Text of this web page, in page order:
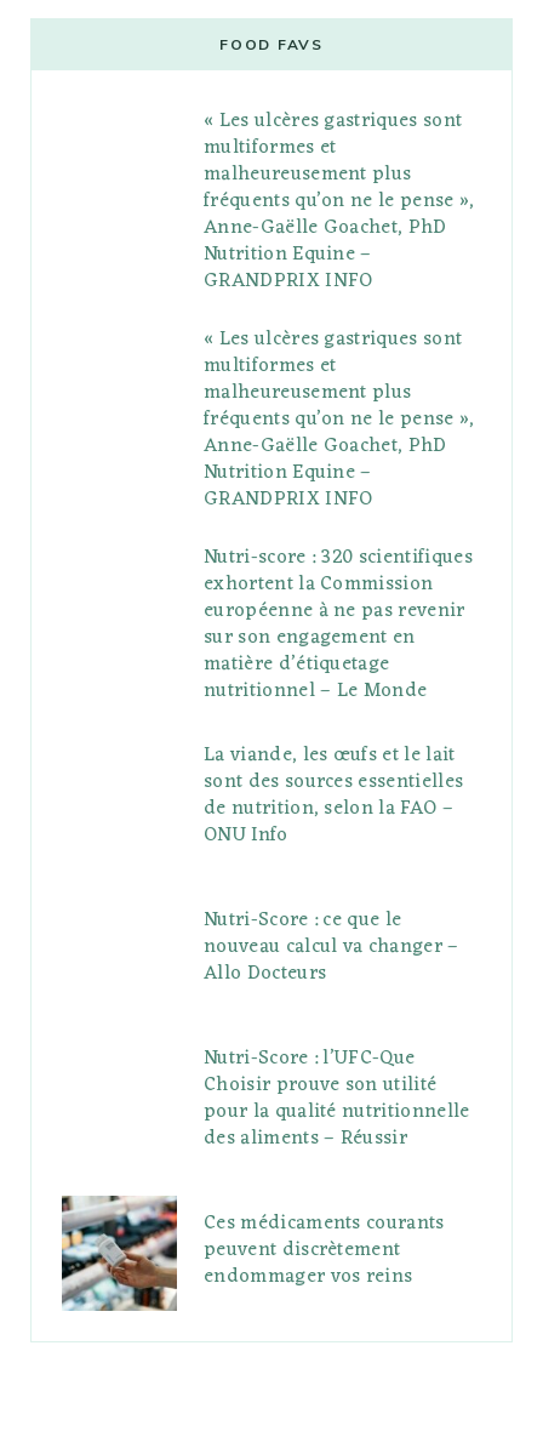
b
t
g
l
e
P
l
s
t
a
g
r
a
m
e
r
e
s
o
l
r
FOOD FAVS
« Les ulcères gastriques sont
multiformes et
malheureusement plus
fréquents qu’on ne le pense »,
Anne-Gaëlle Goachet, PhD
Nutrition Equine –
GRANDPRIX INFO
« Les ulcères gastriques sont
multiformes et
malheureusement plus
fréquents qu’on ne le pense »,
Anne-Gaëlle Goachet, PhD
Nutrition Equine –
GRANDPRIX INFO
Nutri-score : 320 scientifiques
exhortent la Commission
européenne à ne pas revenir
sur son engagement en
matière d’étiquetage
nutritionnel – Le Monde
La viande, les œufs et le lait
sont des sources essentielles
de nutrition, selon la FAO –
ONU Info
Nutri-Score : ce que le
nouveau calcul va changer –
Allo Docteurs
Nutri-Score : l’UFC-Que
Choisir prouve son utilité
pour la qualité nutritionnelle
des aliments – Réussir
Ces médicaments courants
peuvent discrètement
endommager vos reins